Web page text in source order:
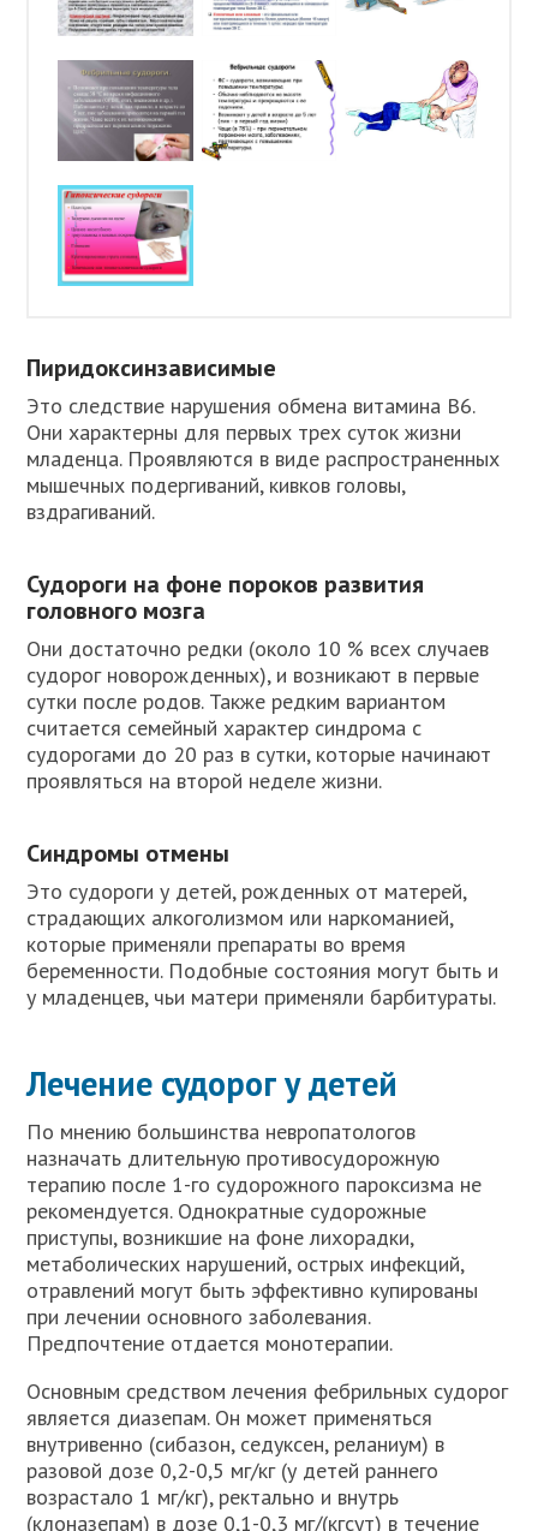
Пиридоксинзависимые
Это следствие нарушения обмена витамина В6.
Они характерны для первых трех суток жизни
младенца. Проявляются в виде распространенных
мышечных подергиваний, кивков головы,
вздрагиваний.
Судороги на фоне пороков развития
головного мозга
Они достаточно редки (около 10 % всех случаев
судорог новорожденных), и возникают в первые
сутки после родов. Также редким вариантом
считается семейный характер синдрома с
судорогами до 20 раз в сутки, которые начинают
проявляться на второй неделе жизни.
Синдромы отмены
Это судороги у детей, рожденных от матерей,
страдающих алкоголизмом или наркоманией,
которые применяли препараты во время
беременности. Подобные состояния могут быть и
у младенцев, чьи матери применяли барбитураты.
Лечение судорог у детей
По мнению большинства невропатологов
назначать длительную противосудорожную
терапию после 1-го судорожного пароксизма не
рекомендуется. Однократные судорожные
приступы, возникшие на фоне лихорадки,
метаболических нарушений, острых инфекций,
отравлений могут быть эффективно купированы
при лечении основного заболевания.
Предпочтение отдается монотерапии.
Основным средством лечения фебрильных судорог
является диазепам. Он может применяться
внутривенно (сибазон, седуксен, реланиум) в
разовой дозе 0,2-0,5 мг/кг (у детей раннего
возрастало 1 мг/кг), ректально и внутрь
(клоназепам) в дозе 0,1-0,3 мг/(кгсут) в течение